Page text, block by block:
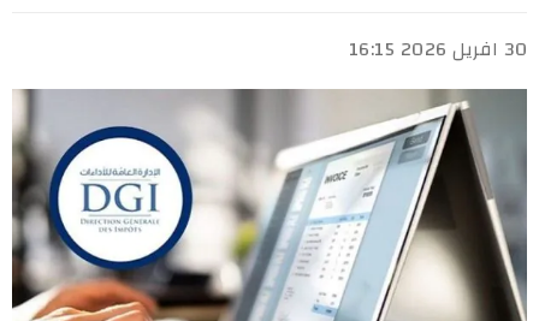
30 افريل 2026 16:15